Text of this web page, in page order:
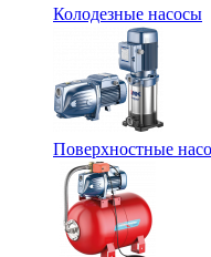
Колодезные насосы
Поверхностные